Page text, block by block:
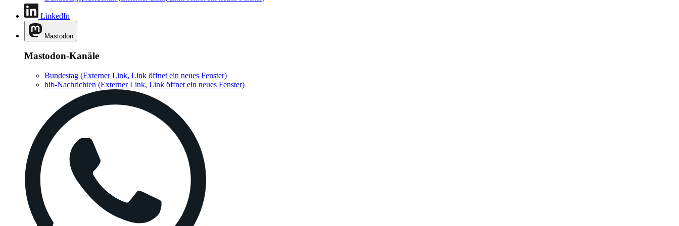
LinkedIn
Mastodon
Mastodon-Kanäle
Bundestag (Externer Link, Link öffnet ein neues Fenster)
hib-Nachrichten (Externer Link, Link öffnet ein neues Fenster)